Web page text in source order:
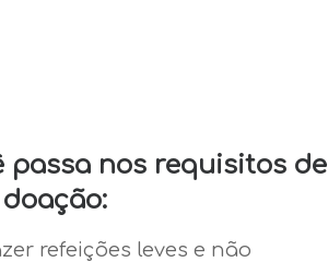
passa nos requisitos de
doação:
refeições leves e não